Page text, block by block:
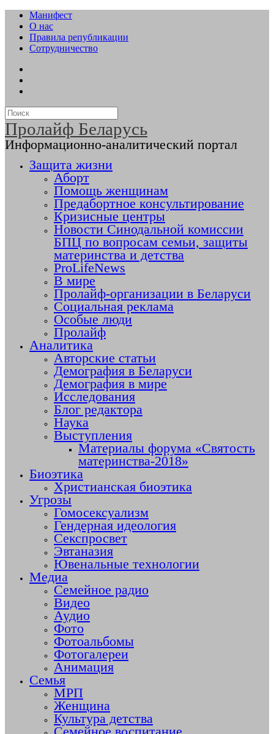
Манифест
О нас
Правила републикации
Сотрудничество
Пролайф Беларусь
Информационно-аналитический портал
Защита жизни
Аборт
Помощь женщинам
Предабортное консультирование
Кризисные центры
Новости Синодальной комиссии
БПЦ по вопросам семьи, защиты
материнства и детства
ProLifeNews
В мире
Пролайф-организации в Беларуси
Социальная реклама
Особые люди
Пролайф
Аналитика
Авторские статьи
Демография в Беларуси
Демография в мире
Исследования
Блог редактора
Наука
Выступления
Материалы форума «Святость
материнства-2018»
Биоэтика
Христианская биоэтика
Угрозы
Гомосексуализм
Гендерная идеология
Секспросвет
Эвтаназия
Ювенальные технологии
Медиа
Семейное радио
Видео
Аудио
Фото
Фотоальбомы
Фотогалереи
Анимация
Семья
МРП
Женщина
Культура детства